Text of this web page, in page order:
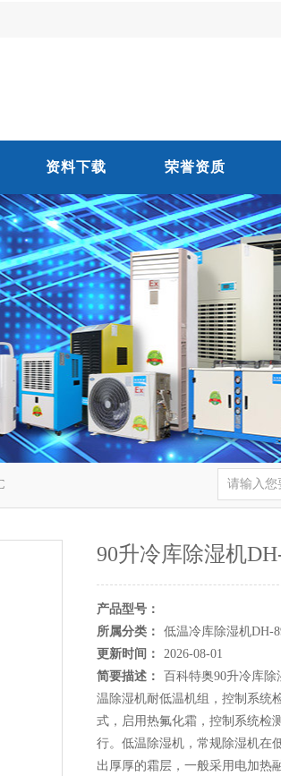
资料下载 荣誉资质
90升冷库除湿机
产品型号：
所属分类：
低温冷库除湿机DH-
更新时间：
2026-08-01
简要描述：
百科特奥90升冷库
温除湿机耐低温机组，控制系统
式，启用热氟化霜，控制系统检
行。低温除湿机，常规除湿机在
出厚厚的霜层，一般采用电加热